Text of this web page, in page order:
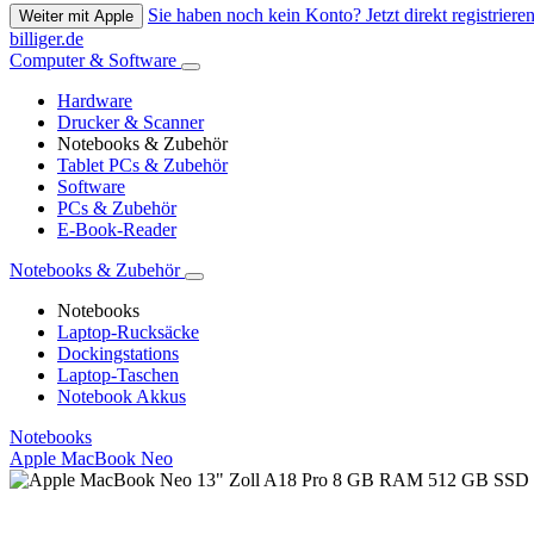
Weiter mit Apple
Sie haben noch kein Konto? Jetzt direkt
billiger.de
Computer & Software
Hardware
Drucker & Scanner
Notebooks & Zubehör
Tablet PCs & Zubehör
Software
PCs & Zubehör
E-Book-Reader
Notebooks & Zubehör
Notebooks
Laptop-Rucksäcke
Dockingstations
Laptop-Taschen
Notebook Akkus
Notebooks
Apple MacBook Neo